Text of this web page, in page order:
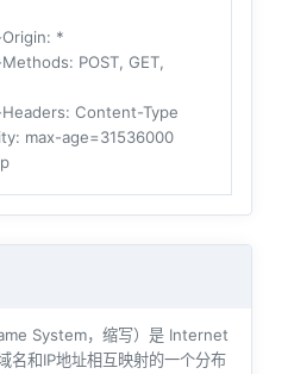
: *
: POST, GET,
: Content-Type
: max-age=31536000
System，缩写）是 Internet
名和IP地址相互映射的一个分布